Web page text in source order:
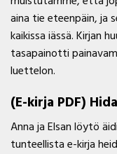
aina tie eteenpäin, ja
kaikissa iässä. Kirjan
tasapainotti
luettelon.
(E-kirja PDF)
Anna ja Elsan löytö
tunteellista e-kirja